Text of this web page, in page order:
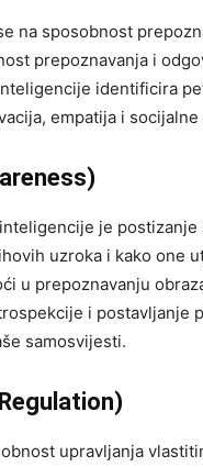
na sposobnost
prepoznavanja i
identificira
empatija i
je
uzroka i kako one
u prepoznavanju
i postavljanje
samosvijesti.
upravljanja